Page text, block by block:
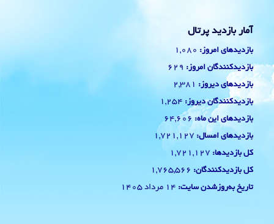
آمار بازدید پرتال
بازدیدهای امروز: 1,080
بازدیدکنندگان امروز: 629
بازدیدهای دیروز: 2,381
بازدیدکنندگان دیروز: 1,254
بازدیدهای این ماه: 64,606
بازدیدهای امسال: 1,721,127
کل بازدیدها: 1,721,127
کل بازدیدکنند‌گان: 1,765,566
تاریخ به‌روزشدن سایت: 14 مرداد 1405